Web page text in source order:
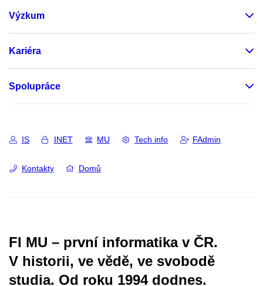
Výzkum
Kariéra
Spolupráce
IS INET MU Tech info FAdmin
Kontakty Domů
FI MU – první informatika v ČR.
V historii, ve vědě, ve svobodě
studia. Od roku 1994 dodnes.